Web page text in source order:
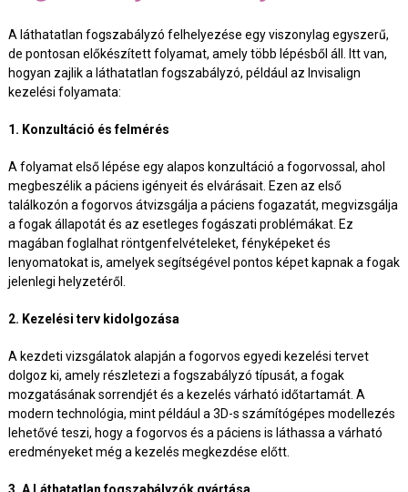
A láthatatlan fogszabályzó felhelyezése egy viszonylag egyszerű,
de pontosan előkészített folyamat, amely több lépésből áll. Itt van,
hogyan zajlik a láthatatlan fogszabályzó, például az Invisalign
kezelési folyamata:
1. Konzultáció és felmérés
A folyamat első lépése egy alapos konzultáció a fogorvossal, ahol
megbeszélik a páciens igényeit és elvárásait. Ezen az első
találkozón a fogorvos átvizsgálja a páciens fogazatát, megvizsgálja
a fogak állapotát és az esetleges fogászati problémákat. Ez
magában foglalhat röntgenfelvételeket, fényképeket és
lenyomatokat is, amelyek segítségével pontos képet kapnak a fogak
jelenlegi helyzetéről.
2. Kezelési terv kidolgozása
A kezdeti vizsgálatok alapján a fogorvos egyedi kezelési tervet
dolgoz ki, amely részletezi a fogszabályzó típusát, a fogak
mozgatásának sorrendjét és a kezelés várható időtartamát. A
modern technológia, mint például a 3D-s számítógépes modellezés
lehetővé teszi, hogy a fogorvos és a páciens is láthassa a várható
eredményeket még a kezelés megkezdése előtt.